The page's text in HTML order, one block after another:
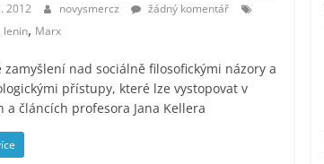
2012 novysmercz
žádný komentář
lenin, Marx
zamyšlení nad sociálně filosofickými názory a
přístupy, které lze vystopovat v
a článcích profesora Jana Kellera